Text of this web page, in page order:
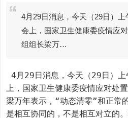
4月29日消息，今天（29日）
会上，国家卫生健康委疫情应
组组长梁万…
4月29日消息，今天（29日）上午，在国新办新闻发布会
上，国家卫生健康委疫情应对处
梁万年表示，“动态清零”和正常
是相互协同的，不是相互对立的